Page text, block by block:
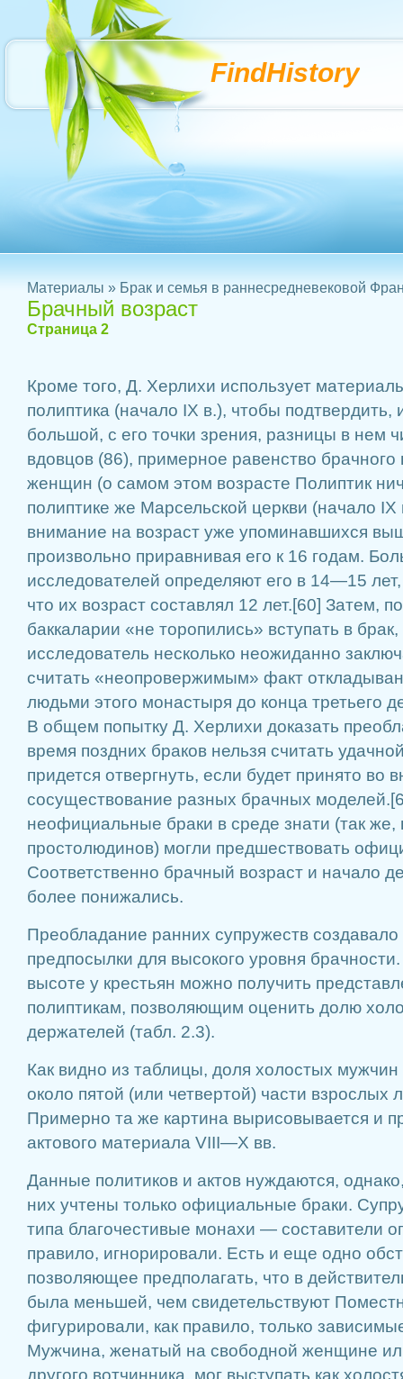
FindHistory
Материалы » Брак и семья в раннесредневековой
Брачный возраст
Страница 2
Кроме того, Д. Херлихи использует
полиптика (начало IX в.), чтобы
большой, с его точки зрения, разницы в нем
вдовцов (86), примерное равенство
женщин (о самом этом возрасте Полиптик
полиптике же Марсельской церкви (начало
внимание на возраст уже упоминавшихся
произвольно приравнивая его к 16 годам.
исследователей определяют его в 14—15
что их возраст составлял 12 лет.[60] Затем,
баккаларии «не торопились» вступать в
исследователь несколько неожиданно
считать «неопровержимым» факт
людьми этого монастыря до конца третьего
В общем попытку Д. Херлихи доказать
время поздних браков нельзя считать
придется отвергнуть, если будет принято во
сосуществование разных брачных
неофициальные браки в среде знати (так же,
простолюдинов) могли предшествовать
Соответственно брачный возраст и начало
более понижались.
Преобладание ранних супружеств создавало
предпосылки для высокого уровня
высоте у крестьян можно получить
полиптикам, позволяющим оценить долю
держателей (табл. 2.3).
Как видно из таблицы, доля холостых
около пятой (или четвертой) части взрослых
Примерно та же картина вырисовывается и
актового материала VIII—X вв.
Данные политиков и актов нуждаются,
них учтены только официальные браки.
типа благочестивые монахи — составители
правило, игнорировали. Есть и еще одно
позволяющее предполагать, что в
была меньшей, чем свидетельствуют
фигурировали, как правило, только
Мужчина, женатый на свободной женщине
другого вотчинника, мог выступать как